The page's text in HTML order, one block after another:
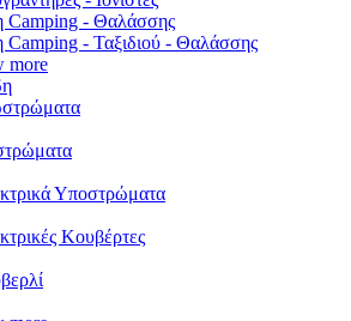
Camping - Θαλάσσης
Camping - Ταξιδιού - Θαλάσσης
more
Υποστρώματα
Κουβέρτες